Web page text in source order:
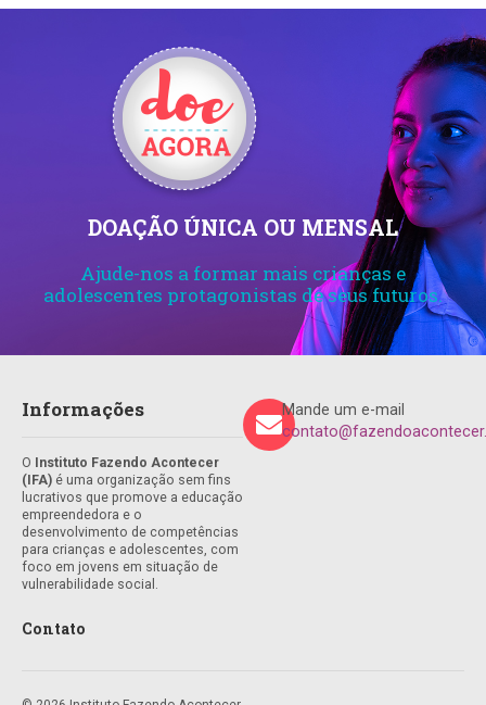
DOAÇÃO ÚNICA OU MENSAL
Ajude-nos a formar mais crianças e
adolescentes protagonistas de seus futuros.
Informações
O
Instituto Fazendo Acontecer
(IFA) é uma organização sem fins
lucrativos que promove a educação
empreendedora e o
desenvolvimento de competências
para crianças e adolescentes, com
foco em jovens em situação de
vulnerabilidade social.
Contato
Mande um e-mail